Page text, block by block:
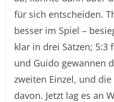
für sich entscheiden.
besser im Spiel –
klar in drei Sätzen; 5:3
und Guido gewannen
zweiten Einzel, und
davon. Jetzt lag es an